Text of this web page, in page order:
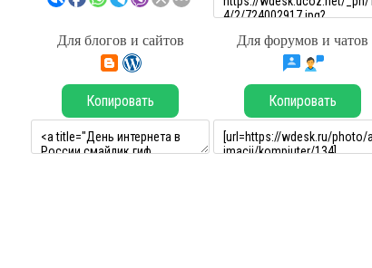
Для блогов и сайтов Для форумов и чатов
Копировать Копировать